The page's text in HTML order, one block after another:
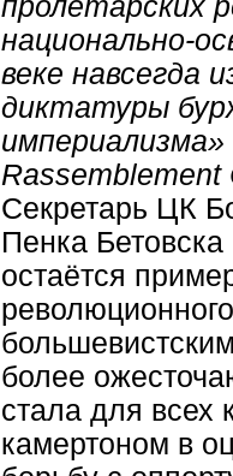
национально-
веке навсегда
диктатуры
Секретарь ЦК
Пенка
остаётся
более
стала для всех
камертоном в